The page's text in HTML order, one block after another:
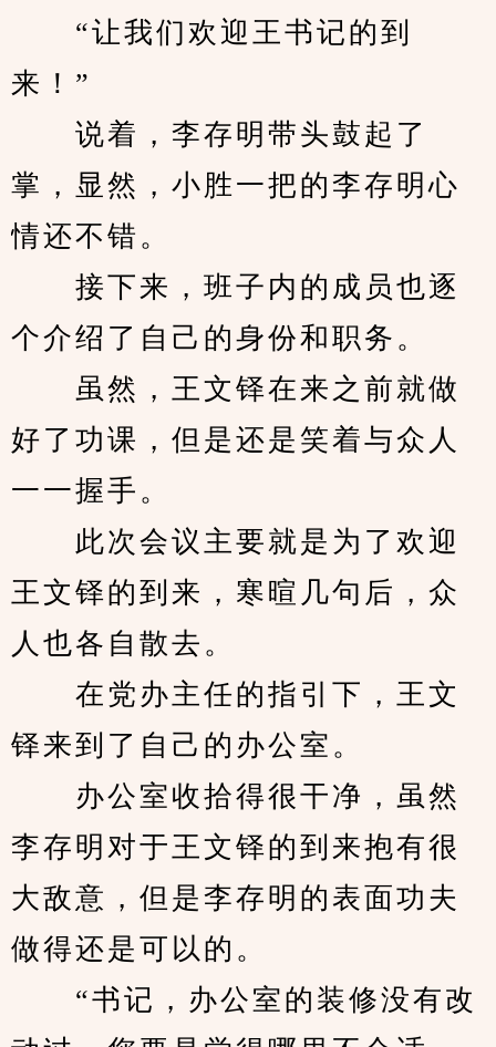
“让我们欢迎王书记的到
来！”
说着，李存明带头鼓起了
掌，显然，小胜一把的李存明心
情还不错。
接下来，班子内的成员也逐
个介绍了自己的身份和职务。
虽然，王文铎在来之前就做
好了功课，但是还是笑着与众人
一一握手。
此次会议主要就是为了欢迎
王文铎的到来，寒暄几句后，众
人也各自散去。
在党办主任的指引下，王文
铎来到了自己的办公室。
办公室收拾得很干净，虽然
李存明对于王文铎的到来抱有很
大敌意，但是李存明的表面功夫
做得还是可以的。
“书记，办公室的装修没有改